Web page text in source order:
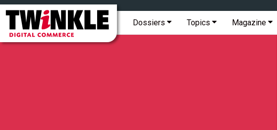
Twinkle
Digital
Commerce
Hoofdmenu
Dossiers Topics Magazine
Topmenu